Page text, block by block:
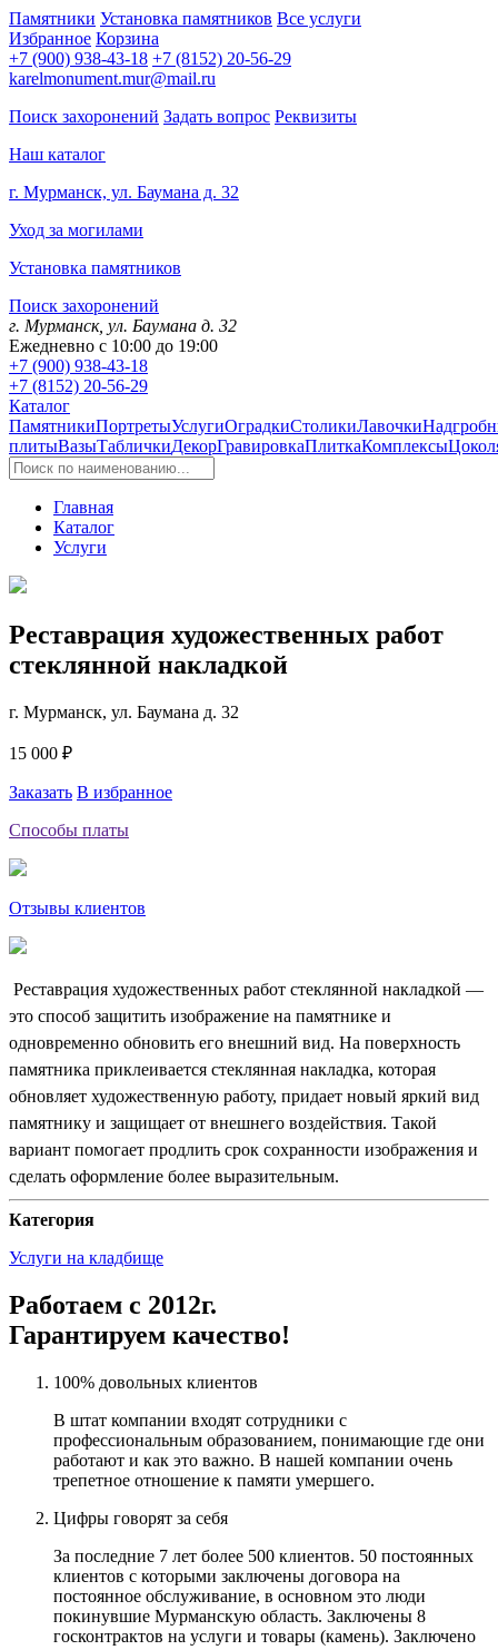
Памятники Установка памятников Все услуги
Избранное Корзина
+7 (900) 938-43-18 +7 (8152) 20-56-29
karelmonument.mur@mail.ru
Поиск захоронений Задать вопрос Реквизиты
Наш каталог
г. Мурманск, ул. Баумана д. 32
Уход за могилами
Установка памятников
Поиск захоронений
г. Мурманск, ул. Баумана д. 32
Ежедневно с 10:00 до 19:00
+7 (900) 938-43-18
+7 (8152) 20-56-29
Каталог
ПамятникиПортретыУслугиОградкиСтоликиЛавочки
плитыВазыТабличкиДекорГравировкаПлиткаКомплексы
Главная
Каталог
Услуги
Реставрация художественных работ
стеклянной накладкой
г. Мурманск, ул. Баумана д. 32
15 000 ₽
Заказать В избранное
Способы платы
Отзывы клиентов
Реставрация художественных работ стеклянной накладкой —
это способ защитить изображение на памятнике и
одновременно обновить его внешний вид. На поверхность
памятника приклеивается стеклянная накладка, которая
обновляет художественную работу, придает новый яркий вид
памятнику и защищает от внешнего воздействия. Такой
вариант помогает продлить срок сохранности изображения и
сделать оформление более выразительным.
Категория
Услуги на кладбище
Работаем с 2012г.
Гарантируем качество!
100% довольных клиентов
В штат компании входят сотрудники с
профессиональным образованием, понимающие где они
работают и как это важно. В нашей компании очень
трепетное отношение к памяти умершего.
Цифры говорят за себя
За последние 7 лет более 500 клиентов. 50 постоянных
клиентов с которыми заключены договора на
постоянное обслуживание, в основном это люди
покинувшие Мурманскую область. Заключены 8
госконтрактов на услуги и товары (камень). Заключено